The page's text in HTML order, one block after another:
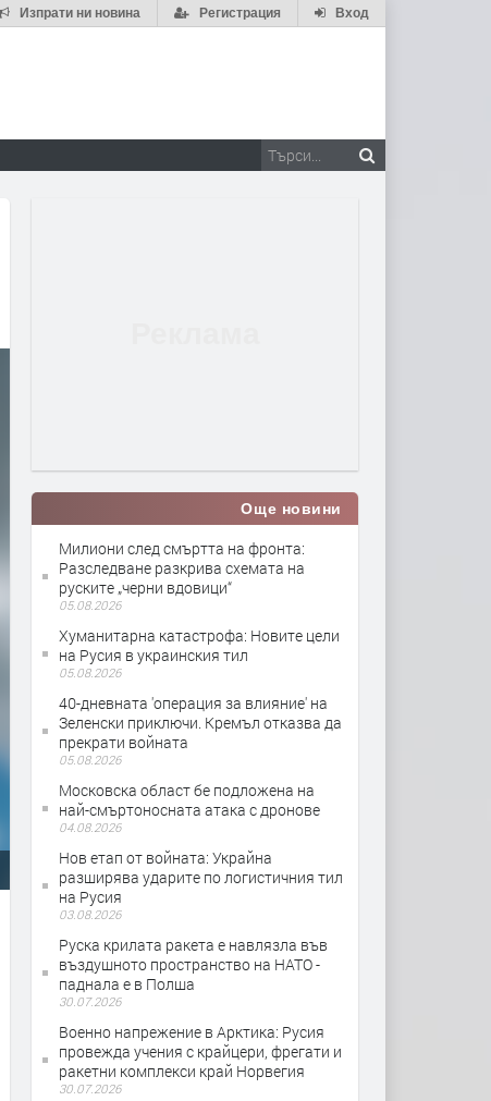
Вход
Регистрация
Изпрати ни новина
Още новини
Милиони след смъртта на фронта:
Разследване разкрива схемата на
руските „черни вдовици“
05.08.2026
Хуманитарна катастрофа: Новите цели
на Русия в украинския тил
05.08.2026
40-дневната 'операция за влияние' на
Зеленски приключи. Кремъл отказва да
прекрати войната
05.08.2026
Московска област бе подложена на
най-смъртоносната атака с дронове
04.08.2026
Нов етап от войната: Украйна
разширява ударите по логистичния тил
на Русия
03.08.2026
Руска крилата ракета е навлязла във
въздушното пространство на НАТО -
паднала е в Полша
30.07.2026
Военно напрежение в Арктика: Русия
провежда учения с крайцери, фрегати и
ракетни комплекси край Норвегия
30.07.2026